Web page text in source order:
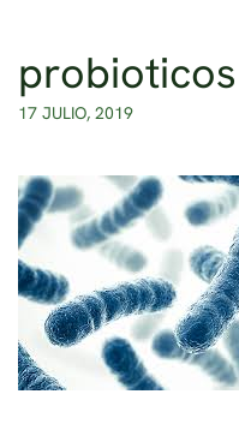
Ir al contenido
probioticos
17 JULIO, 2019